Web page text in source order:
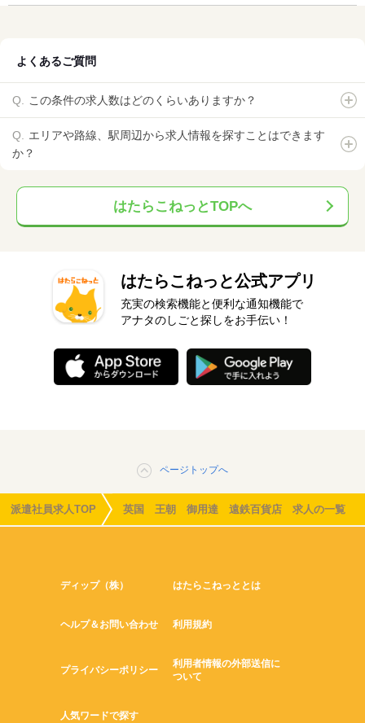
よくあるご質問
この条件の求人数はどのくらいありますか？
エリアや路線、駅周辺から求人情報を探すことはできます
か？
はたらこねっとTOPへ
はたらこねっと公式アプリ
充実の検索機能と便利な通知機能で
アナタのしごと探しをお手伝い！
ページトップへ
派遣社員求人TOP 英国 王朝 御用達 遠鉄百貨店 求人の一覧
ディップ（株） はたらこねっととは
ヘルプ＆お問い合わせ 利用規約
プライバシーポリシー
利用者情報の外部送信に
ついて
人気ワードで探す